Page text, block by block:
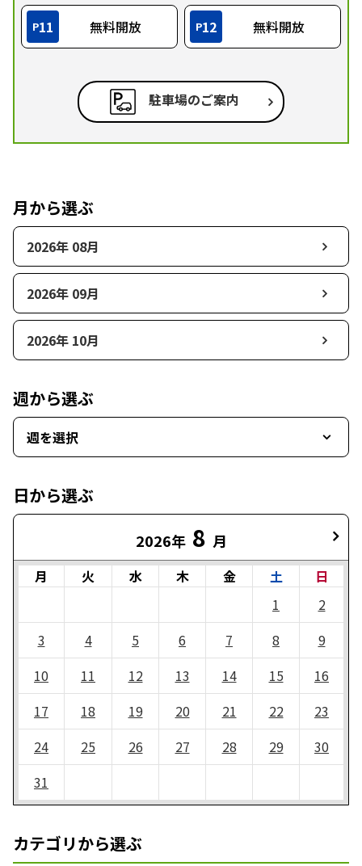
P11 無料開放 P12 無料開放
駐車場のご案内
月から選ぶ
2026年 08月
2026年 09月
2026年 10月
週から選ぶ
週を選択
日から選ぶ
2026年 8 月
月 火 水 木 金 土
日
1
2
3
4 5 6 7 8
9
10
11 12 13 14 15
16
17
18 19 20 21 22
23
24
25 26 27 28 29
30
31
カテゴリから選ぶ